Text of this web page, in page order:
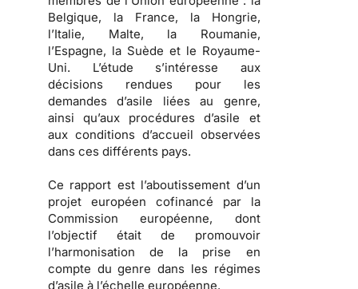
Belgique, la France, la Hongrie,
l’Italie, Malte, la Roumanie,
l’Espagne, la Suède et le Royaume-
Uni. L’étude s’intéresse aux
décisions rendues pour les
demandes d’asile liées au genre,
ainsi qu’aux procédures d’asile et
aux conditions d’accueil observées
dans ces différents pays.
Ce rapport est l’aboutissement d’un
projet européen cofinancé par la
Commission européenne, dont
l’objectif était de promouvoir
l’harmonisation de la prise en
compte du genre dans les régimes
d’asile à l’échelle européenne.